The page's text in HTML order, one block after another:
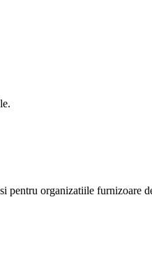
pentru organizatiile furnizoare